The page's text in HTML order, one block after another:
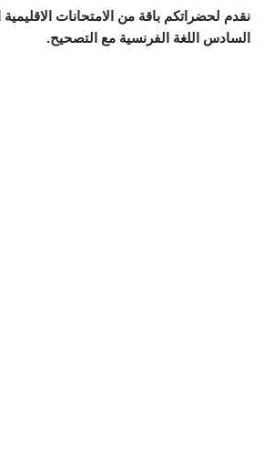
نقدم لحضراتكم باقة من الامتحانات
السادس اللغة الفرنسية مع التصحيح.